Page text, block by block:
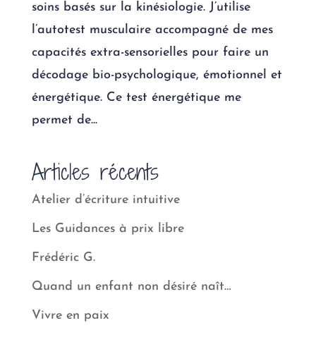
soins basés sur la kinésiologie. J’utilise
l’autotest musculaire accompagné de mes
capacités extra-sensorielles pour faire un
décodage bio-psychologique, émotionnel et
énergétique. Ce test énergétique me
permet de...
Articles récents
Atelier d’écriture intuitive
Les Guidances à prix libre
Frédéric G.
Quand un enfant non désiré naît…
Vivre en paix